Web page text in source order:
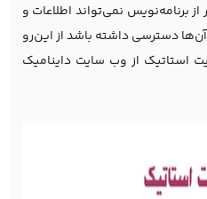
برنامه‌نویس نمی‌تواند اطلاعات و
آن‌ها دسترسی داشته باشد از این‌رو
استاتیک از وب سایت داینامیک